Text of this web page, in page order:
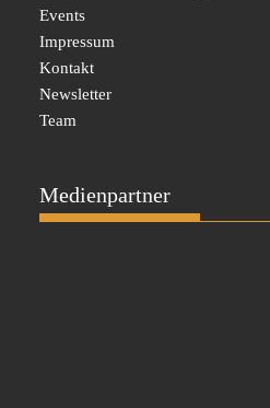
Events
Impressum
Kontakt
Newsletter
Team
Medienpartner